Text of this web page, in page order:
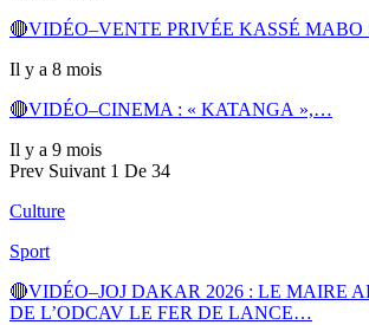
🔴VIDÉO–VENTE PRIVÉE KASSÉ
Il y a 8 mois
🔴VIDÉO–CINEMA : « KATANGA »,…
Il y a 9 mois
Prev Suivant 1 De 34
Culture
Sport
🔴VIDÉO–JOJ DAKAR 2026 : LE MAIRE
DE L’ODCAV LE FER DE LANCE…